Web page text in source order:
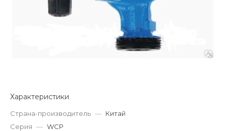
Характеристики
Страна-производитель — Китай
Серия — WCP